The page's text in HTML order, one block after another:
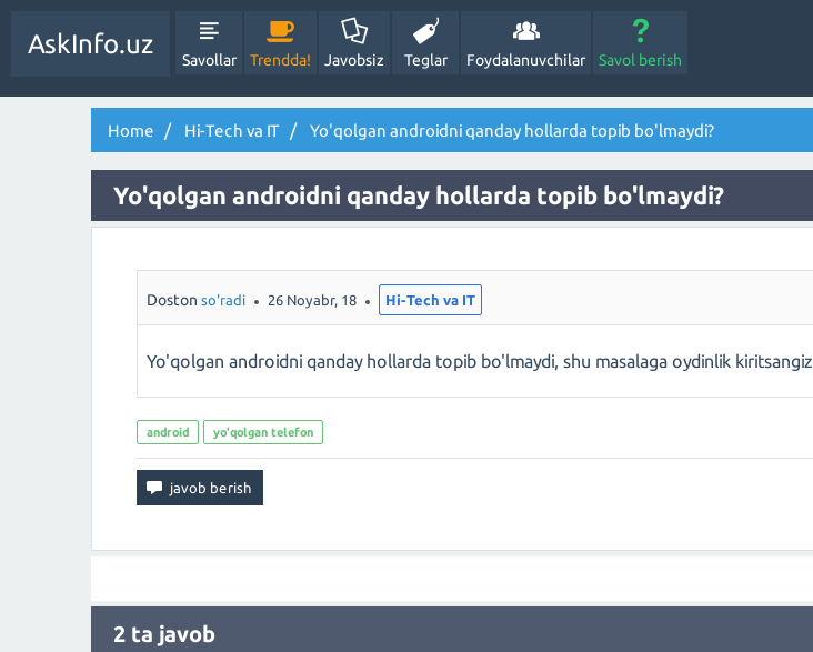
AskInfo.uz
Savollar Trendda! Javobsiz Teglar Foydalanuvchilar Savol berish
Home Hi-Tech va IT Yo'qolgan androidni qanday hollarda topib bo'lmaydi?
Yo'qolgan androidni qanday hollarda topib bo'lmaydi?
Doston so'radi 26 Noyabr, 18 Hi-Tech va IT
Yo'qolgan androidni qanday hollarda topib bo'lmaydi, shu masalaga oydinlik kiritsangiz
android yo'qolgan telefon
2 ta javob